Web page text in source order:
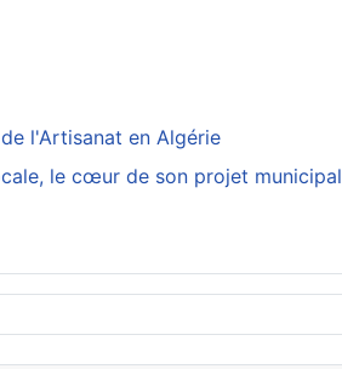
l'Artisanat en Algérie
le cœur de son projet municipal